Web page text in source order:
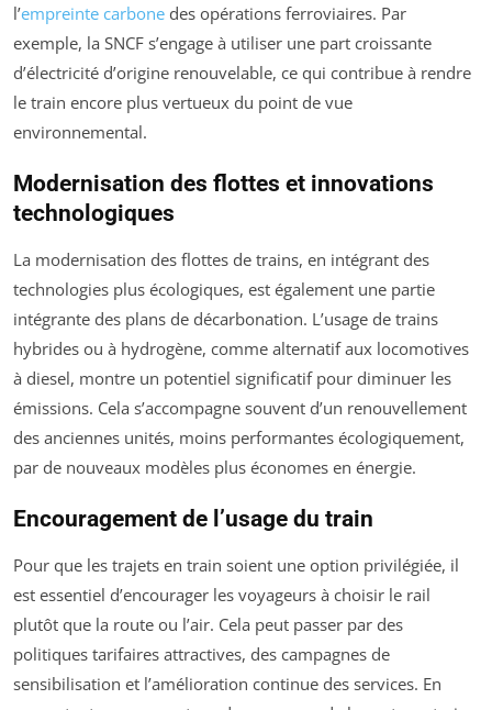
l’empreinte carbone des opérations ferroviaires. Par
exemple, la SNCF s’engage à utiliser une part croissante
d’électricité d’origine renouvelable, ce qui contribue à rendre
le train encore plus vertueux du point de vue
environnemental.
Modernisation des flottes et innovations
technologiques
La modernisation des flottes de trains, en intégrant des
technologies plus écologiques, est également une partie
intégrante des plans de décarbonation. L’usage de trains
hybrides ou à hydrogène, comme alternatif aux locomotives
à diesel, montre un potentiel significatif pour diminuer les
émissions. Cela s’accompagne souvent d’un renouvellement
des anciennes unités, moins performantes écologiquement,
par de nouveaux modèles plus économes en énergie.
Encouragement de l’usage du train
Pour que les trajets en train soient une option privilégiée, il
est essentiel d’encourager les voyageurs à choisir le rail
plutôt que la route ou l’air. Cela peut passer par des
politiques tarifaires attractives, des campagnes de
sensibilisation et l’amélioration continue des services. En